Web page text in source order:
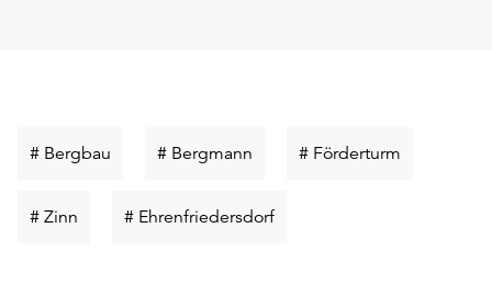
# Bergbau Schlüsselwort
# Bergmann Schlüsselwort
# Förderturm
# Zinn Schlüsselwort
# EhrenfriedersdorfSchlüsselwort